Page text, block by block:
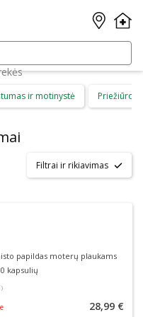
ir motinystė Priežiūros
Filtrai ir rikiavimas
papildas moterų plaukams
kapsulių
) 5.00
28,99 €